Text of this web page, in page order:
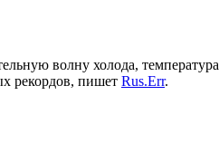
волну холода, температура
рекордов, пишет Rus.Err.